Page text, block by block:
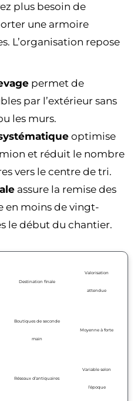
plus besoin de
une armoire
L’organisation repose
permet de
par l’extérieur sans
les murs.
optimise
et réduit le nombre
vers le centre de tri.
assure la remise des
en moins de vingt-
le début du chantier.
Destination finale
Valorisation
attendue
Boutiques de seconde
main
Moyenne à forte
Réseaux d’antiquaires
Variable selon
l’époque